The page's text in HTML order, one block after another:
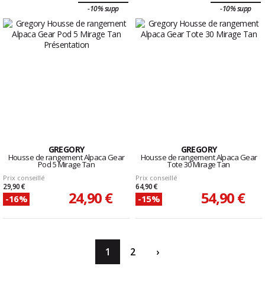
-10% supp
GREGORY
Housse de rangement Alpaca Gear
Pod 5 Mirage Tan
Prix conseillé
29,90 €
-16% 24,90 €
-10% supp
GREGORY
Housse de rangement Alpaca Gear
Tote 30 Mirage Tan
Prix conseillé
64,90 €
-15% 54,90 €
1 2 ›